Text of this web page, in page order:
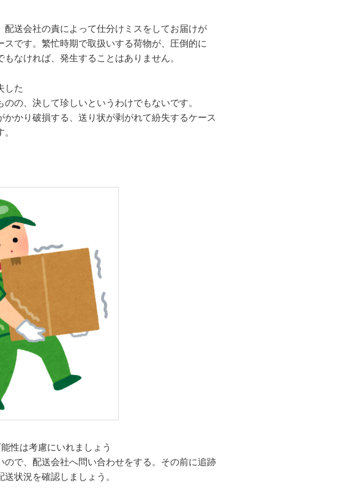
配送会社の責によって仕分けミスをしてお届けが
スです。繁忙時期で取扱いする荷物が、圧倒的に
なければ、発生することはありません。
した
の、決して珍しいというわけでもないです。
かかり破損する、送り状が剥がれて紛失するケース
性は考慮にいれましょう
ので、配送会社へ問い合わせをする。その前に追跡
状況を確認しましょう。